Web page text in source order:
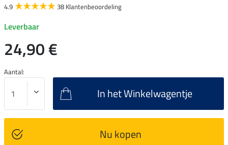
4.9 38 Klantenbeoordeling
Leverbaar
24,90 €
Aantal:
In het Winkelwagentje
Nu kopen